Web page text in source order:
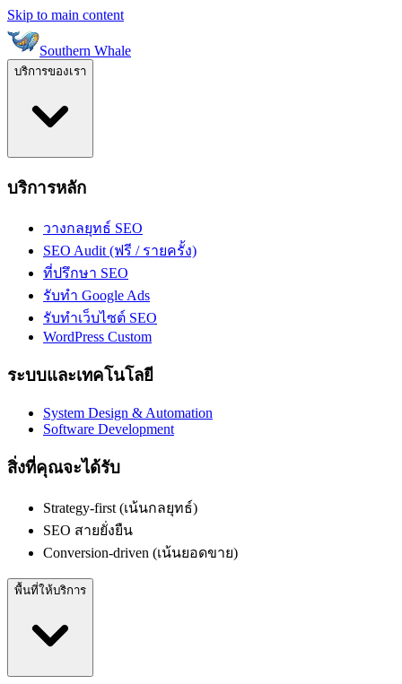
Skip to main content
Southern Whale
บริการของเรา
บริการหลัก
วางกลยุทธ์ SEO
SEO Audit (ฟรี / รายครั้ง)
ที่ปรึกษา SEO
รับทำ Google Ads
รับทำเว็บไซต์ SEO
WordPress Custom
ระบบและเทคโนโลยี
System Design & Automation
Software Development
สิ่งที่คุณจะได้รับ
Strategy-first (เน้นกลยุทธ์)
SEO สายยั่งยืน
Conversion-driven (เน้นยอดขาย)
พื้นที่ให้บริการ